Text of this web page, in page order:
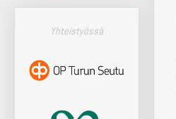
Yhteistyössä